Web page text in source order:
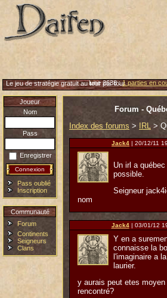
Le jeu de stratégie gratuit au tour par tour
lune 2638 :1 parties en
Joueur
Nom
Enregistrer
Pass oublié
Inscription
Communauté
Forum
Continents
Seigneurs
Clans
Forum -
Index des forums > IRL >
Jack4 | 20/12/11
Un irl a québec
possible.
Seigneur
nom
Jack4| 03/01/12
Y en a
connaisse la
l'imaginaire a
laurier.
y aurais peut etes
rencontré?